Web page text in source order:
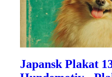
Japansk Plakat